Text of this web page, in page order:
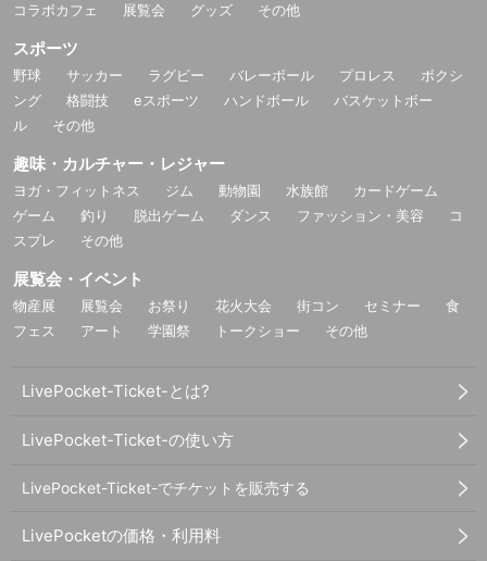
コラボカフェ 展覧会 グッズ その他
スポーツ
野球 サッカー ラグビー バレーボール プロレス
ボクシ
ング
格闘技 eスポーツ ハンドボール
バスケットボー
ル
その他
趣味・カルチャー・レジャー
ヨガ・フィットネス ジム 動物園 水族館
カードゲーム
ゲーム
釣り 脱出ゲーム ダンス ファッション・美容
コ
スプレ
その他
展覧会・イベント
物産展 展覧会 お祭り 花火大会 街コン セミナー
食
フェス
アート 学園祭 トークショー その他
LivePocket-Ticket-とは?
LivePocket-Ticket-の使い方
LivePocket-Ticket-でチケットを販売する
LivePocketの価格・利用料